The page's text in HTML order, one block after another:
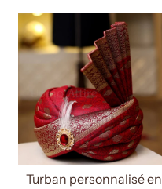
Turban personnalisé en